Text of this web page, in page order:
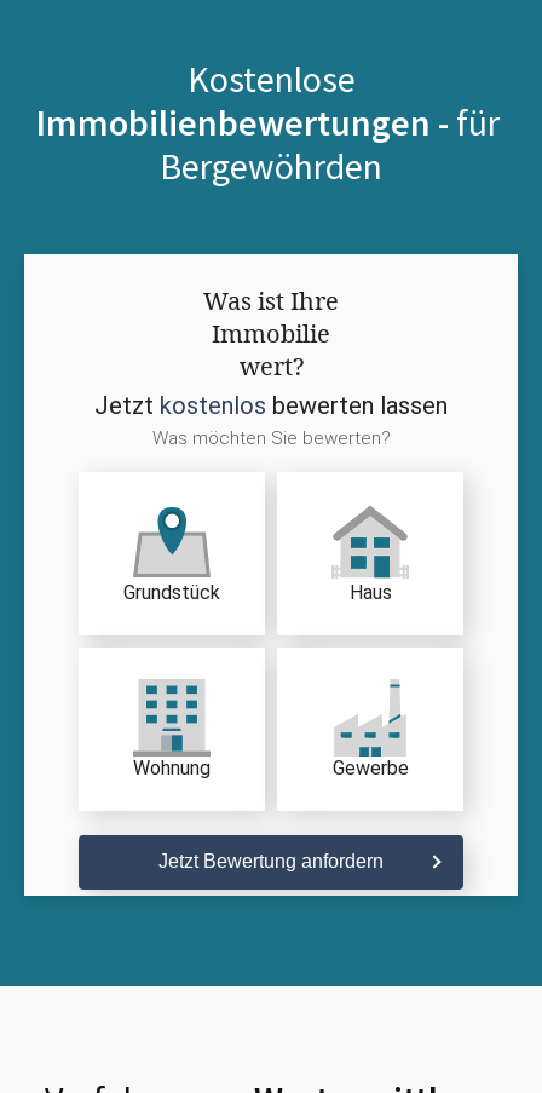
Kostenlose
Immobilienbewertungen - für
Bergewöhrden
Was ist Ihre
Immobilie
wert?
Jetzt kostenlos bewerten lassen
Was möchten Sie bewerten?
Grundstück Haus
Wohnung Gewerbe
Jetzt Bewertung anfordern